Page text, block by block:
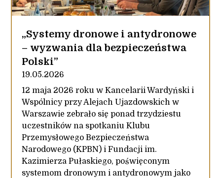
„Systemy dronowe i antydronowe
– wyzwania dla bezpieczeństwa
Polski”
19.05.2026
12 maja 2026 roku w Kancelarii Wardyński i
Wspólnicy przy Alejach Ujazdowskich w
Warszawie zebrało się ponad trzydziestu
uczestników na spotkaniu Klubu
Przemysłowego Bezpieczeństwa
Narodowego (KPBN) i Fundacji im.
Kazimierza Pułaskiego, poświęconym
systemom dronowym i antydronowym jako